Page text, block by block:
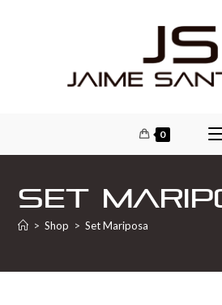
0
Set
> Shop > Set Mariposa